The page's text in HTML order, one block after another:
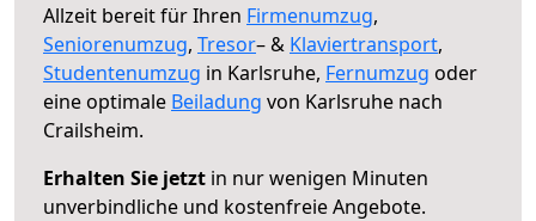
Allzeit bereit für Ihren Firmenumzug,
Seniorenumzug, Tresor– & Klaviertransport,
Studentenumzug in Karlsruhe, Fernumzug oder
eine optimale Beiladung von Karlsruhe nach
Crailsheim.
Erhalten Sie jetzt in nur wenigen Minuten
unverbindliche und kostenfreie Angebote.